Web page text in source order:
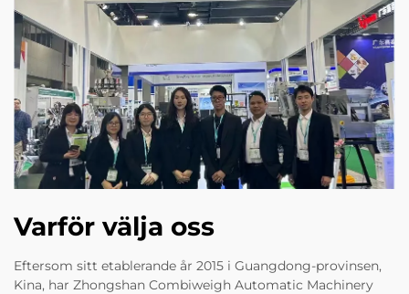
Varför välja oss
Eftersom sitt etablerande år 2015 i Guangdong-provinsen,
Kina, har Zhongshan Combiweigh Automatic Machinery